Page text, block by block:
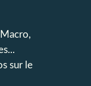
sur le